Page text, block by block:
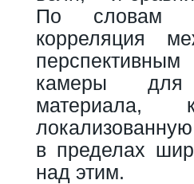
По словам
корреляция
камеры для
материала,
в пределах
над этим.